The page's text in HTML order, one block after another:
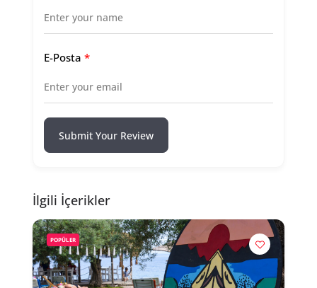
E-Posta *
Submit Your Review
İlgili İçerikler
POPÜLER